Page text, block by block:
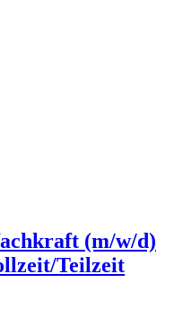
(m/w/d)
Teilzeit